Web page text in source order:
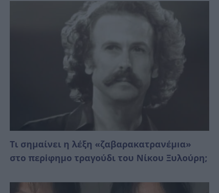
Τι σημαίνει η λέξη «ζαβαρακατρανέμıα»
στο περiφημο τραγούδι του Νίκου Ξυλούρη;